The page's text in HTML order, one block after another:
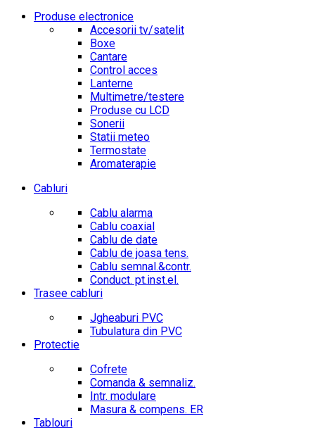
Produse electronice
Accesorii tv/satelit
Boxe
Cantare
Control acces
Lanterne
Multimetre/testere
Produse cu LCD
Sonerii
Statii meteo
Termostate
Aromaterapie
Cabluri
Cablu alarma
Cablu coaxial
Cablu de date
Cablu de joasa tens.
Cablu semnal.&contr.
Conduct. pt.inst.el.
Trasee cabluri
Jgheaburi PVC
Tubulatura din PVC
Protectie
Cofrete
Comanda & semnaliz.
Intr. modulare
Masura & compens. ER
Tablouri